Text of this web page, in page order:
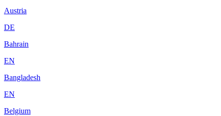
Austria
DE
Bahrain
EN
Bangladesh
EN
Belgium